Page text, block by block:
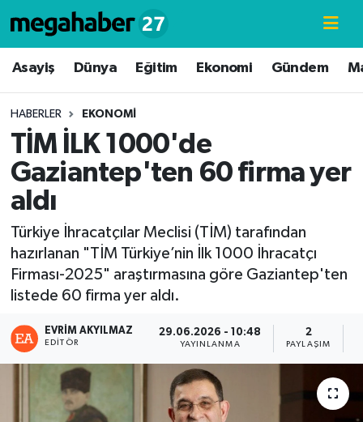
Asayiş Dünya Eğitim Ekonomi Gündem
HABERLER EKONOMI
TİM İLK 1000'de
Gaziantep'ten 60 firma yer
aldı
Türkiye İhracatçılar Meclisi (TİM) tarafından
hazırlanan "TİM Türkiye’nin İlk 1000 İhracatçı
Firması-2025" araştırmasına göre Gaziantep'ten
listede 60 firma yer aldı.
EVRIM AKYILMAZ
EDITÖR
29.06.2026 - 10:48
YAYINLANMA
2
PAYLAŞIM
Hava Durumu
Süper Lig Puan Durumu ve Fikstür
Tüm Manşetler
Son Dakika Haberleri
Haber Arşivi